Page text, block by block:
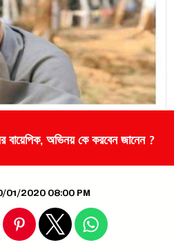
বায়েপিক, অভিনয় কে করবেন জানেন ?
01/2020 08:00 PM